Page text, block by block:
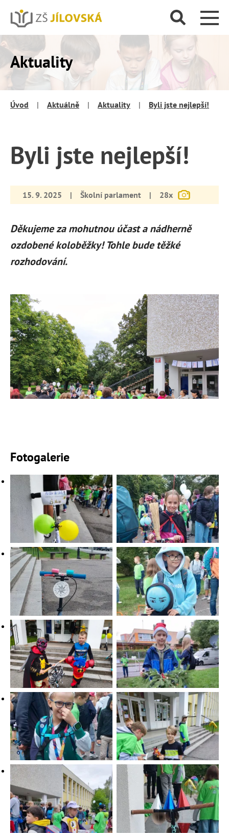
Aktuality
Úvod | Aktuálně | Aktuality | Byli jste nejlepší!
Byli jste nejlepší!
15. 9. 2025 | Školní parlament | 28x
Děkujeme za mohutnou účast a nádherně
ozdobené koloběžky! Tohle bude těžké
rozhodování.
Fotogalerie